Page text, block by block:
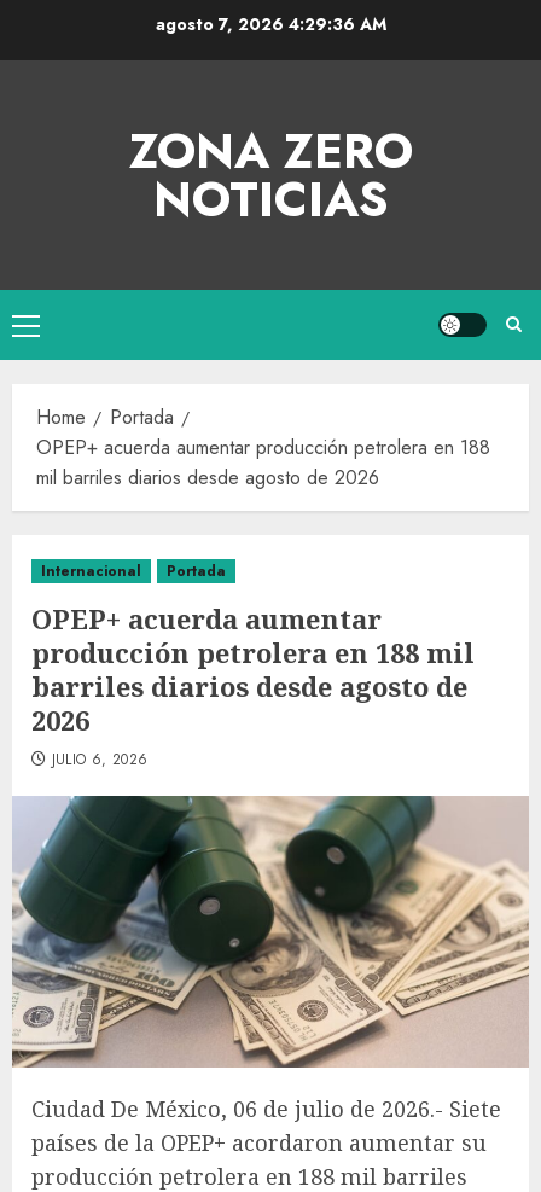
agosto 7, 2026 4:29:36 AM
ZONA ZERO
NOTICIAS
Home
Portada
OPEP+ acuerda aumentar producción petrolera en 188
mil barriles diarios desde agosto de 2026
Internacional Portada
OPEP+ acuerda aumentar
producción petrolera en 188 mil
barriles diarios desde agosto de
2026
JULIO 6, 2026
Ciudad De México, 06 de julio de 2026.- Siete
países de la OPEP+ acordaron aumentar su
producción petrolera en 188 mil barriles